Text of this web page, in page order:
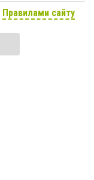
Правилами сайту